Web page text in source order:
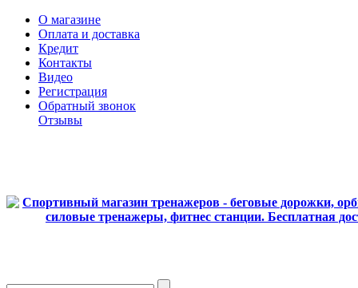
О магазине
Оплата и доставка
Кредит
Контакты
Видео
Регистрация
Обратный звонок
Отзывы